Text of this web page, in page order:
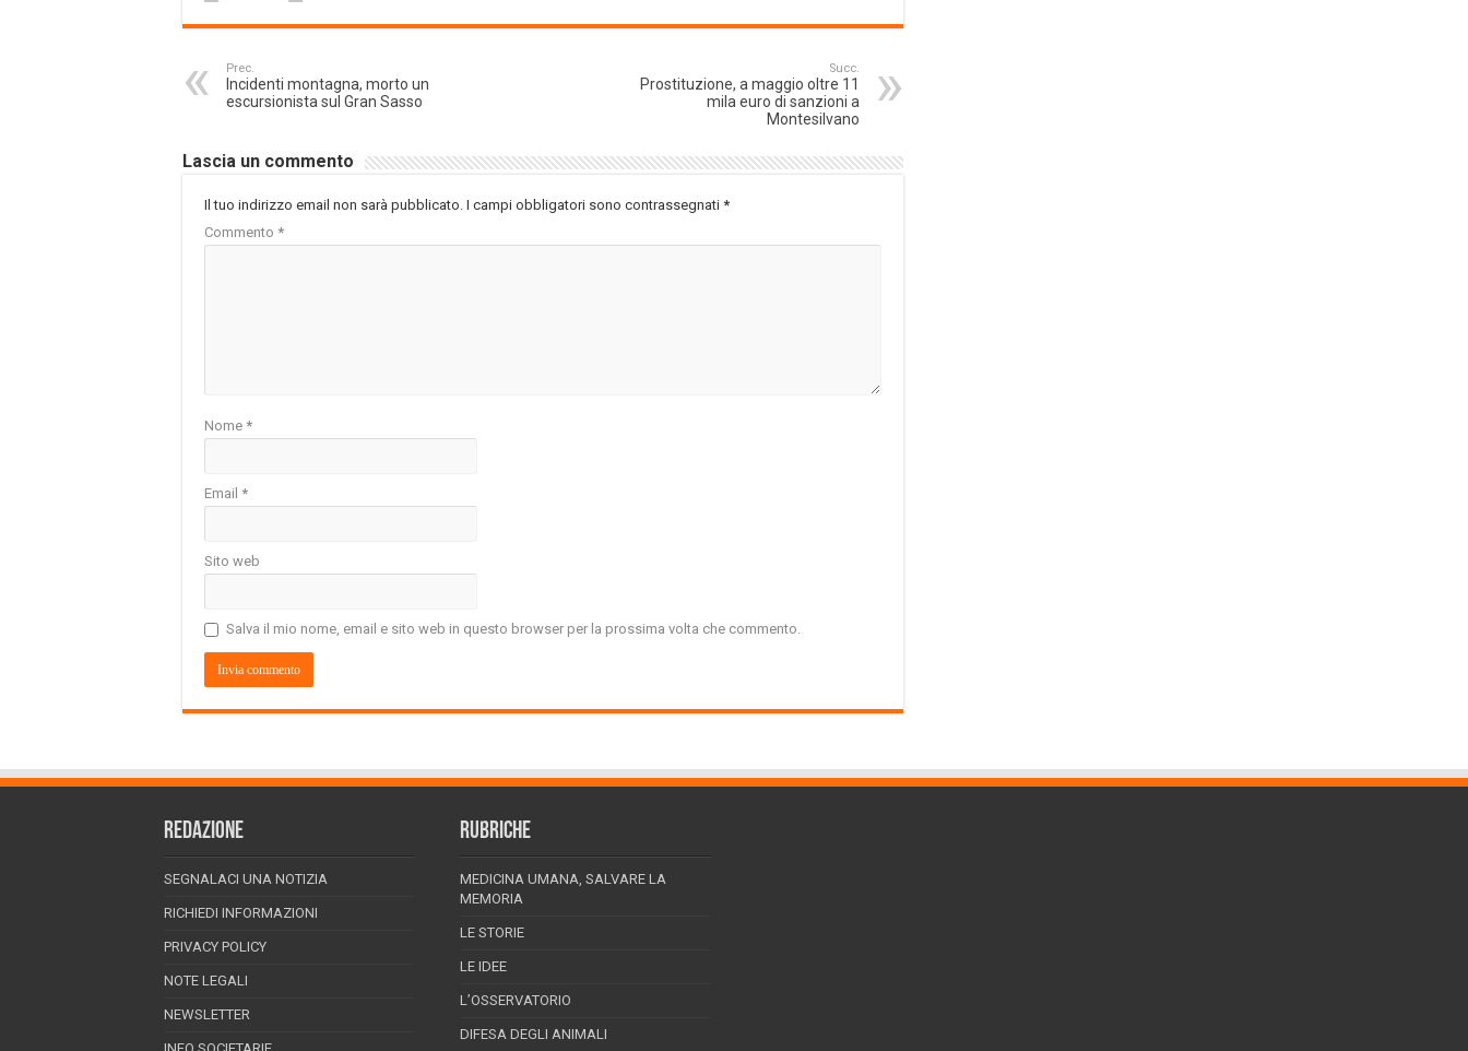
Prec.
Incidenti montagna, morto un
escursionista sul Gran Sasso
Succ.
Prostituzione, a maggio oltre 11
mila euro di sanzioni a
Montesilvano
Lascia un commento
Il tuo indirizzo email non sarà pubblicato. I campi obbligatori sono contrassegnati *
Commento *
Nome *
Email *
Sito web
Salva il mio nome, email e sito web in questo browser per la prossima volta che commento.
REDAZIONE
SEGNALACI UNA NOTIZIA
RICHIEDI INFORMAZIONI
PRIVACY POLICY
NOTE LEGALI
NEWSLETTER
RUBRICHE
MEDICINA UMANA, SALVARE LA
MEMORIA
LE STORIE
LE IDEE
L’OSSERVATORIO
DIFESA DEGLI ANIMALI